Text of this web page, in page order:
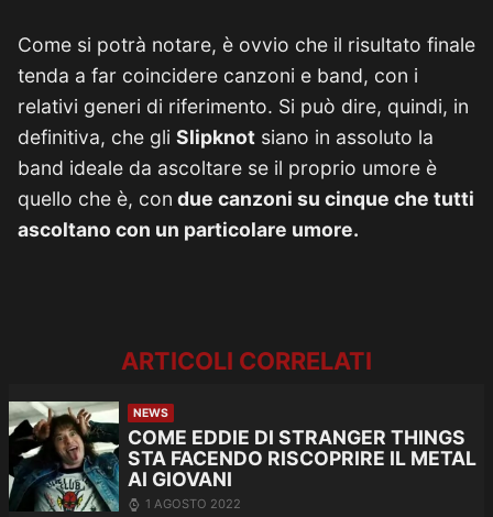
Come si potrà notare, è ovvio che il risultato finale
tenda a far coincidere canzoni e band, con i
relativi generi di riferimento. Si può dire, quindi, in
definitiva, che gli Slipknot siano in assoluto la
band ideale da ascoltare se il proprio umore è
quello che è, con due canzoni su cinque che tutti
ascoltano con un particolare umore.
ARTICOLI CORRELATI
NEWS
COME EDDIE DI STRANGER THINGS
STA FACENDO RISCOPRIRE IL METAL
AI GIOVANI
1 AGOSTO 2022